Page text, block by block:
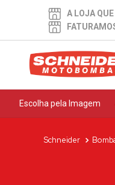
A LOJA
Escolha pela Imagem